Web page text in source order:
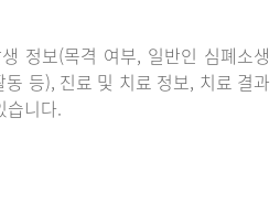
정보(목격 여부, 일반인 심폐소생
등), 진료 및 치료 정보, 치료 결과
습니다.